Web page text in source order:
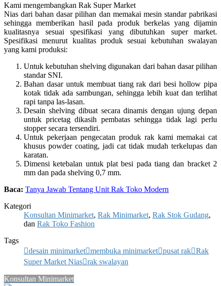
Kami mengembangkan Rak Super Market
Nias dari bahan dasar pilihan dan memakai mesin standar pabrikasi
sehingga memberikan hasil pada produk berkelas yang dijamin
kualitasnya sesuai spesifikasi yang dibutuhkan super market.
Spesifikasi menurut kualitas produk sesuai kebutuhan swalayan
yang kami produksi:
Untuk kebutuhan shelving digunakan dari bahan dasar pilihan
standar SNI.
Bahan dasar untuk membuat tiang rak dari besi hollow pipa
kotak tidak ada sambungan, sehingga lebih kuat dan terlihat
rapi tanpa las-lasan.
Desain shelving dibuat secara dinamis dengan ujung depan
untuk pricetag dikasih pembatas sehingga tidak lagi perlu
stopper secara tersendiri.
Untuk pekerjaan pengecatan produk rak kami memakai cat
khusus powder coating, jadi cat tidak mudah terkelupas dan
karatan.
Dimensi ketebalan untuk plat besi pada tiang dan bracket 2
mm dan pada shelving 0,7 mm.
Baca: Tanya Jawab Tentang Unit Rak Toko Modern
Kategori
Konsultan Minimarket, Rak Minimarket, Rak Stok Gudang,
dan Rak Toko Fashion
Tags
desain minimarket membuka minimarket pusat rak Rak
Super Market Nias rak swalayan
Konsultan Minimarket